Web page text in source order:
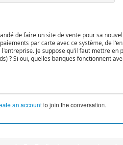
de faire un site de vente pour sa
par carte avec ce système, de
Je suppose qu'il faut mettre
? Si oui, quelles banques fonctionnent
an accountto join the conversation.